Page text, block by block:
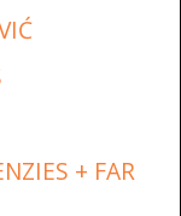
+ FAR